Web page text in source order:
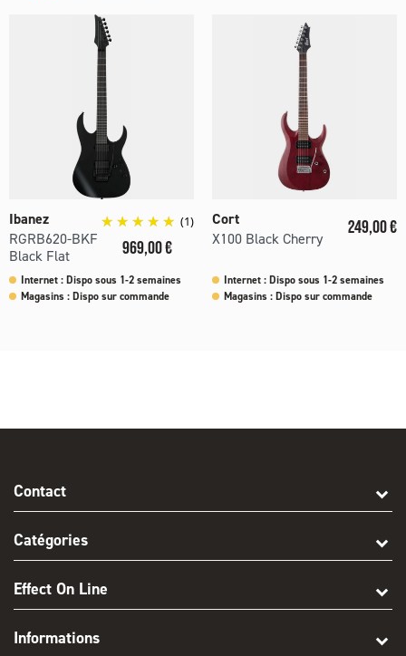
Ibanez
RGRB620-BKF
Black Flat
(1)
Prix
969,00 €
Internet : Dispo sous 1-2 semaines
Magasins : Dispo sur commande
Cort
X100 Black Cherry
Prix
249,00 €
Internet : Dispo sous 1-2 semaines
Magasins : Dispo sur commande
Contact
Catégories
Effect On Line
Informations